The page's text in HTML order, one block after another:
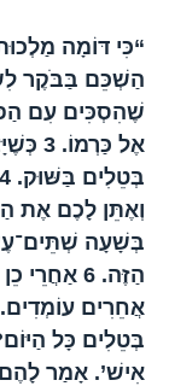
“כִּי דּוֹמָה
הַשְׁכֵּם בַּבֹּקֶר
שֶׁהִסְכִּים עִם
אֶל כַּרְמוֹ. 3
בְּטֵלִים בַּשּׁוּק. 4
וְאֶתֵּן לָכֶם אֶת
בְּשָׁעָה
הַזֶּה. 6 אַחֲרֵי
אֲחֵרִים
בְּטֵלִים כָּל
אִישׁ’. אָמַר